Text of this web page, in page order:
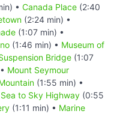
• Canada Place (2:40
(2:24 min) •
(1:07 min) •
(1:46 min) • Museum of
Bridge (1:07
Mount Seymour
(1:55 min) •
Sea to Sky Highway (0:55
(1:11 min) • Marine